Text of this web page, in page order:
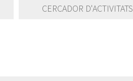
CERCADOR D'ACTIVITATS